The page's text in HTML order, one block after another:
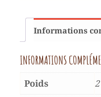
Informations
INFORMATIONS
Poids